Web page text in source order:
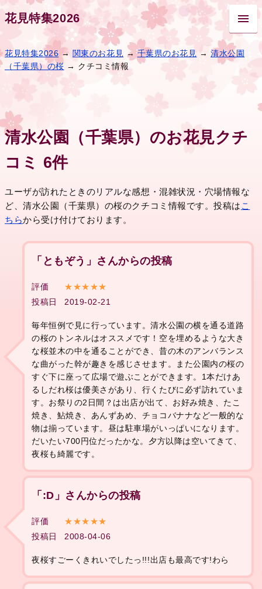
花見特集2026
花見特集2026 → 関東のお花見 →千葉県のお花見 →清水公園
（千葉県）の桜 → クチコミ情報
清水公園（千葉県）のお花見クチ
コミ 6件
ユーザが訪れたときのリアルな感想・混雑状況・穴場情報な
ど、清水公園（千葉県）の桜のクチコミ情報です。投稿は こ
ちらから受け付けております。
「ともぞう」さんからの投稿
評価
★★★★★
投稿日
2019-02-21
毎年恒例で見に行っています。清水公園の横を通る道路
の桜のトンネルはオススメです！空を埋めるような大き
な桜並木の中を通ることができ、昔の木のアンバランス
な曲がった幹が趣きを感じさせます。また公園内の桜の
すぐ下に座って広場で遊ぶことができます。1本だけあ
るしだれ桜は優美さがあり、行くたびに必ず訪れていま
す。お祭りの2日間？は出店が出て、お好み焼き、たこ
焼き、鮎焼き、あんずあめ、チョコバナナなど一般的な
物は揃っています。昼は駐車場がいっぱいになります。
だいたい700円位だったかな。夕方以降は空いてきて、
夜桜も綺麗です。
「:D」さんからの投稿
評価
★★★★★
投稿日
2008-04-06
夜桜すごーくきれいでしたっ!!!出店も最高です!わら